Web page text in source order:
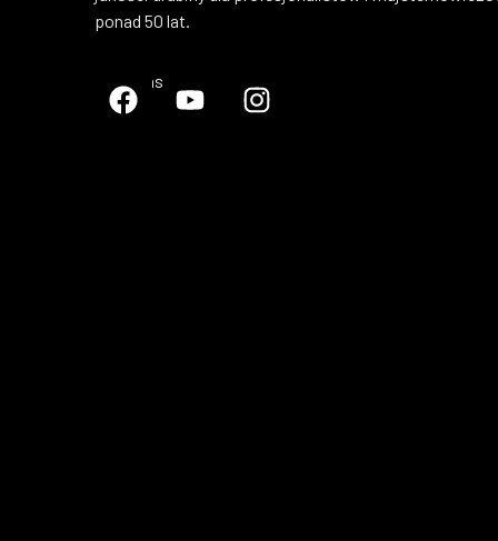
ponad 50 lat.
Śledź nas